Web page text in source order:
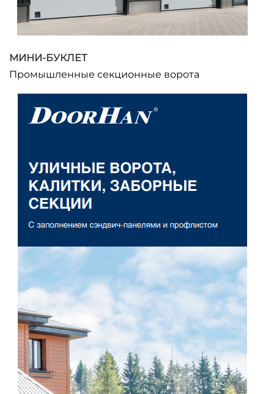
МИНИ-БУКЛЕТ
Промышленные секционные ворота